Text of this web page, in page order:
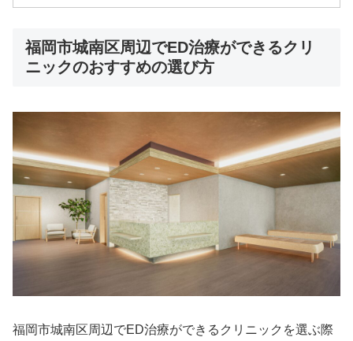
福岡市城南区周辺でED治療ができるクリ
ニックのおすすめの選び方
福岡市城南区周辺でED治療ができるクリニックを選ぶ際